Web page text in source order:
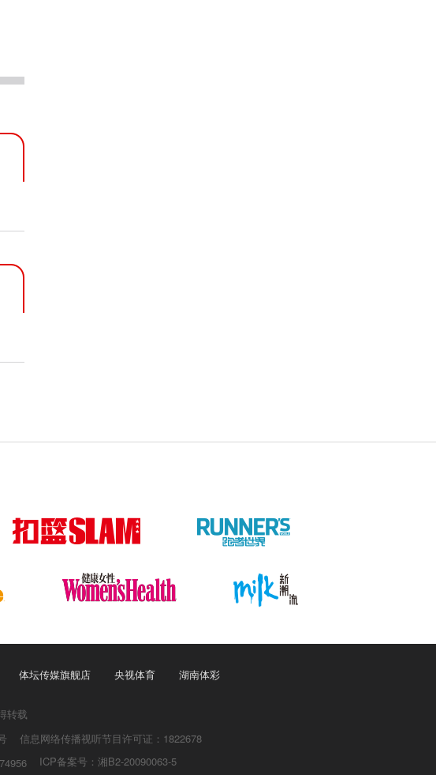
体坛传媒旗舰店 央视体育 湖南体彩
转载
信息网络传播视听节目许可证：1822678
ICP备案号：湘B2-20090063-5